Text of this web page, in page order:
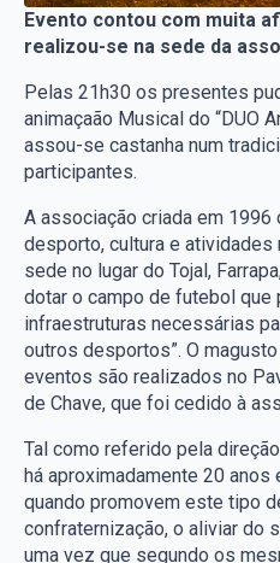
Evento contou com muita
realizou-se na sede da
Pelas 21h30 os presentes
animaçaão Musical do “DUO
assou-se castanha num
participantes.
A associação criada em
desporto, cultura e atividades
sede no lugar do Tojal,
dotar o campo de futebol que
infraestruturas necessárias
outros desportos”. O
eventos são realizados no
de Chave, que foi cedido à
Tal como referido pela
há aproximadamente 20
quando promovem este tipo
confraternização, o aliviar do
uma vez que segundo os